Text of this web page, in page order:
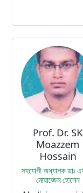
Prof. Dr. SK
Moazzem
Hossain
সহযোগী অধ্যাপক ডাঃ
মোয়াজ্জেম হোসেন